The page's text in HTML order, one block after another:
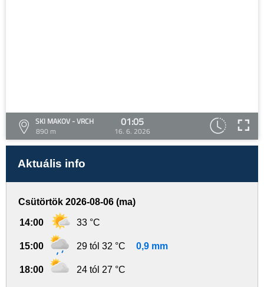
SKI MAKOV - VRCH
890 m
01:05
16. 6. 2026
Aktuális info
Csütörtök 2026-08-06 (ma)
14:00 33 °C
15:00 29 tól 32 °C 0,9 mm
18:00 24 tól 27 °C